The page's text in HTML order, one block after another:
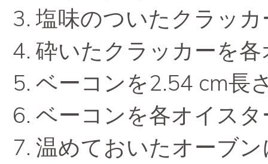
塩味のついたクラッ
砕いたクラッカーを
ベーコンを2.54 cm長
ベーコンを各オイス
温めておいたオーブ